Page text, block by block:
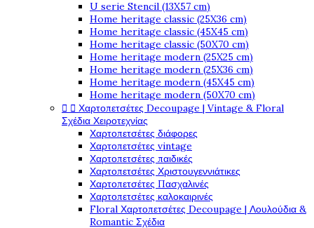
U serie Stencil (13X57 cm)
Home heritage classic (25X36 cm)
Home heritage classic (45X45 cm)
Home heritage classic (50X70 cm)
Home heritage modern (25X25 cm)
Home heritage modern (25X36 cm)
Home heritage modern (45X45 cm)
Home heritage modern (50X70 cm)
  Χαρτοπετσέτες Decoupage | Vintage & Floral
Σχέδια Χειροτεχνίας
Χαρτοπετσέτες διάφορες
Χαρτοπετσέτες vintage
Χαρτοπετσέτες παιδικές
Χαρτοπετσέτες Χριστουγεννιάτικες
Χαρτοπετσέτες Πασχαλινές
Χαρτοπετσέτες καλοκαιρινές
Floral Χαρτοπετσέτες Decoupage | Λουλούδια &
Romantic Σχέδια